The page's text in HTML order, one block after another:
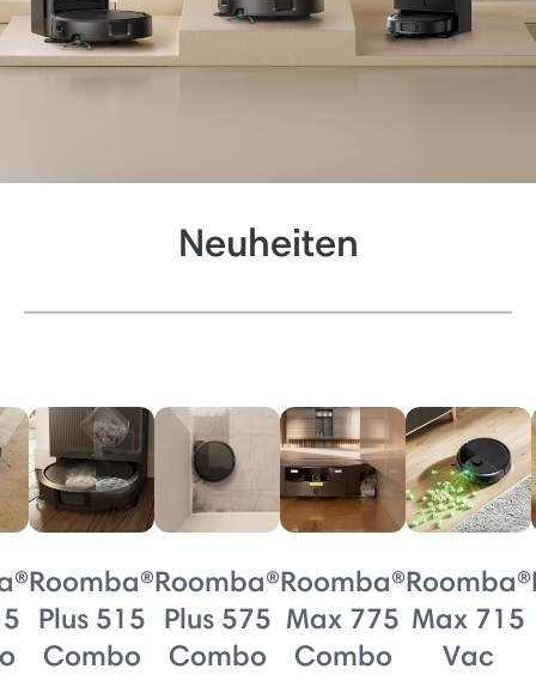
Neuheiten
Roomba®
Plus 515
Combo
Roomba®
Plus 575
Combo
Roomba®
Max 775
Combo
Roomba®
Max 715
Vac